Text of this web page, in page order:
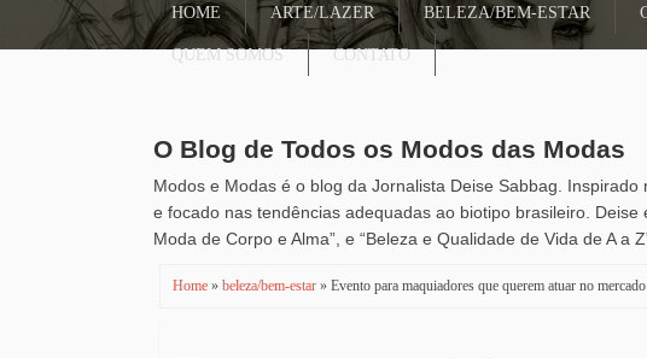
HOME ARTE/LAZER BELEZA/BEM-ESTAR
QUEM SOMOS CONTATO
O Blog de Todos os Modos das Modas
Modos e Modas é o blog da Jornalista Deise Sabbag.
e focado nas tendências adequadas ao biotipo brasileiro. Deise
Moda de Corpo e Alma”, e “Beleza e Qualidade de Vida de A a
Home » beleza/bem-estar » Evento para maquiadores que querem atuar no